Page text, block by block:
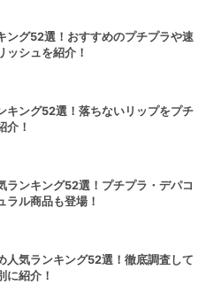
ング52選！おすすめのプチプラや速
ッシュを紹介！
キング52選！落ちないリップをプチ
介！
ランキング52選！プチプラ・デパコ
ラル商品も登場！
人気ランキング52選！徹底調査して
に紹介！